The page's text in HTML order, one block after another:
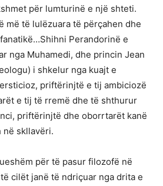
për lumturinë e një shteti.
më të lulëzuara të përçahen dhe
Perandorinë e
nga Muhamedi, dhe princin Jean
i shkelur nga kuajt e
priftërinjtë e tij ambiciozë
e tij të rremë dhe të shthurur
priftërinjtë dhe oborrtarët kanë
në skllavëri.
për të pasur filozofë në
cilët janë të ndriçuar nga drita e